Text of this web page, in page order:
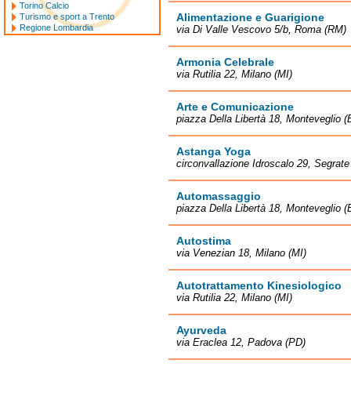
Alimentazione e Guarigione
via Di Valle Vescovo 5/b, Roma (RM)
Armonia Celebrale
via Rutilia 22, Milano (MI)
Arte e Comunicazione
piazza Della Libertà 18, Monteveglio
Astanga Yoga
circonvallazione Idroscalo 29,
Automassaggio
piazza Della Libertà 18, Monteveglio
Autostima
via Venezian 18, Milano (MI)
Autotrattamento Kinesiologico
via Rutilia 22, Milano (MI)
Ayurveda
via Eraclea 12, Padova (PD)
Torino Calcio
Turismo e sport a Trento
Regione Lombardia